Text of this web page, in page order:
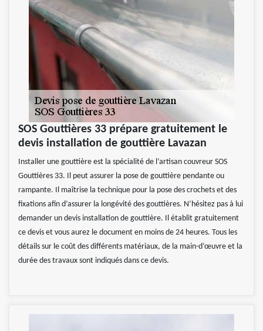
SOS Gouttières 33 prépare gratuitement le
devis installation de gouttière Lavazan
Installer une gouttière est la spécialité de l’artisan couvreur SOS
Gouttières 33. Il peut assurer la pose de gouttière pendante ou
rampante. Il maîtrise la technique pour la pose des crochets et des
fixations afin d’assurer la longévité des gouttières. N’hésitez pas à lui
demander un devis installation de gouttière. Il établit gratuitement
ce devis et vous aurez le document en moins de 24 heures. Tous les
détails sur le coût des différents matériaux, de la main-d’œuvre et la
durée des travaux sont indiqués dans ce devis.